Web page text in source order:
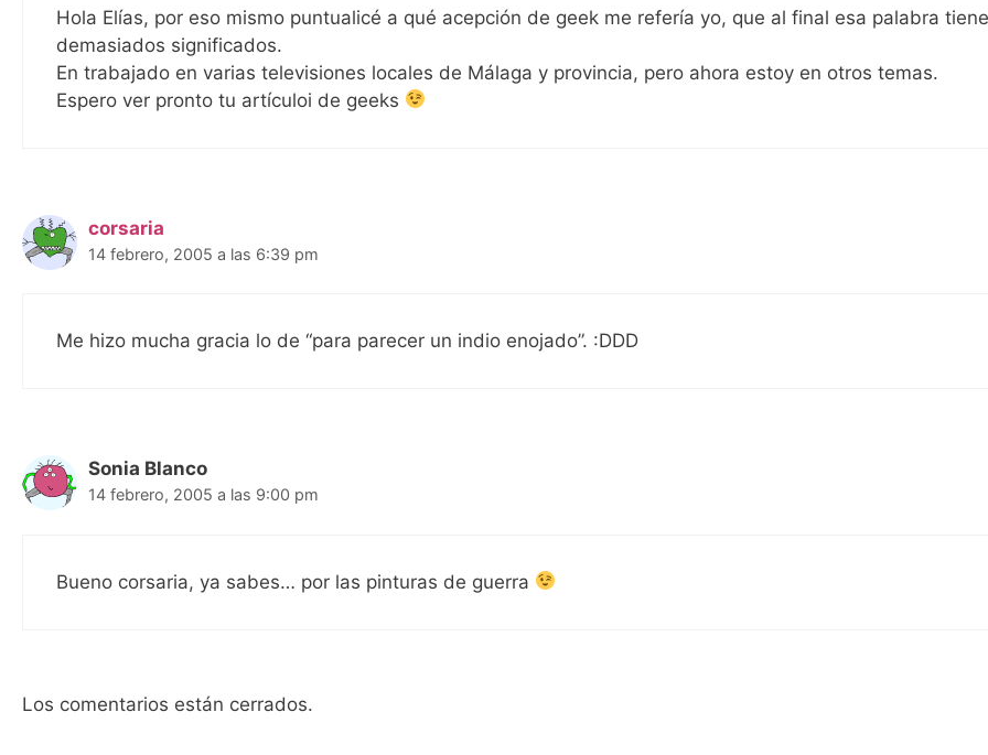
Hola Elías, por eso mismo puntualicé a qué acepción de geek me refería yo, que al final esa palabra tiene
demasiados significados.
En trabajado en varias televisiones locales de Málaga y provincia, pero ahora estoy en otros temas.
Espero ver pronto tu artículoi de geeks
corsaria
14 febrero, 2005 a las 6:39 pm
Me hizo mucha gracia lo de “para parecer un indio enojado”. :DDD
Sonia Blanco
14 febrero, 2005 a las 9:00 pm
Bueno corsaria, ya sabes… por las pinturas de guerra
Los comentarios están cerrados.